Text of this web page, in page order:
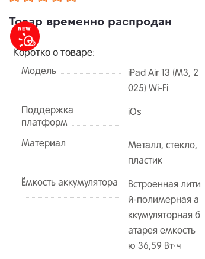
Товар временно распродан
Коротко о товаре:
Модель
iPad Air 13 (M3, 2
025) Wi-Fi
Поддержка
платформ
iOs
Материал
Металл, стекло,
пластик
Ёмкость аккумулятора
Встроенная лити
й-полимерная а
ккумуляторная б
атарея емкость
ю 36,59 Вт·ч